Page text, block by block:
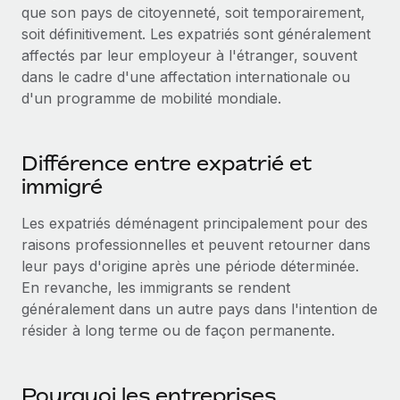
Gestion des freelances
Intégrez et gérez vos freelances partout dans le monde
PEO
Sous-traitez les opérations complexes liées à l’emploi
INFRASTRUCTURE
Intégration Remote
Intégrez vos RH aux flux de travail en toute simplicité
Plateforme
Des fonctions RH clés intégrées pour votre équipe
Connecter Nouveau
Connectez n'importe quel outil d’IA à Remote grâce à
Intégrations
Comparer Remote
Examinez notre service par rapport aux autres
CROISSANCE
paie des entreprises en pleine croissance
Entreprises intermédiaires
Développez vos équipes avec des solutions RH sur
mesure
Entreprise
Les RH à l’international pour les grandes entreprises
Partenaires stratégiques de la tech
pays
Calculateur de paiement des freelances
Découvrez les devises disponibles et les vitesses de
paiement pour vos freelances internationaux
APPRENDRE AVEC REMOTE
Recherche et guides
Études de cas
Glossaire RH
Checklists et modèles
Descriptions de postes
Nederlands
Français
Español
Português (Portugal)
日本語
한국어
Connexion
que son pays de citoyenneté, soit temporairement,
soit définitivement. Les expatriés sont généralement
affectés par leur employeur à l'étranger, souvent
dans le cadre d'une affectation internationale ou
d'un programme de mobilité mondiale.
Différence entre expatrié et
immigré
Les expatriés déménagent principalement pour des
raisons professionnelles et peuvent retourner dans
leur pays d'origine après une période déterminée.
En revanche, les immigrants se rendent
généralement dans un autre pays dans l'intention de
résider à long terme ou de façon permanente.